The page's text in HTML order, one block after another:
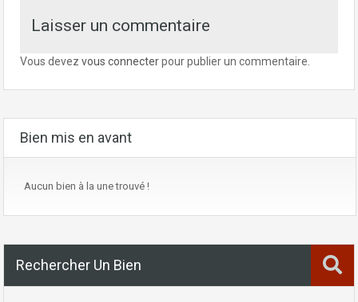
Laisser un commentaire
Vous devez vous connecterpour publier un commentaire.
Bien mis en avant
Aucun bien à la une trouvé !
Rechercher Un Bien